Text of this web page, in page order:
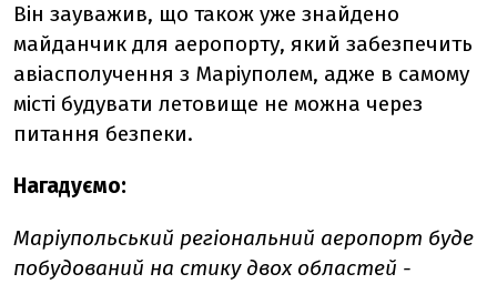
Він зауважив, що також уже знайдено
майданчик для аеропорту, який забезпечить
авіасполучення з Маріуполем, адже в самому
місті будувати летовище не можна через
питання безпеки.
Нагадуємо:
Маріупольський регіональний аеропорт буде
побудований на стику двох областей -